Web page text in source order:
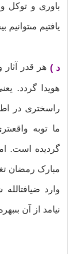
باورى و توکل
یافتیم
د )هر قدر آثار
هویدا گردد.
راسخ‏ترى در
ما توبه
گردیده است.
مبارک رمضان
وارد
نیامد از آن